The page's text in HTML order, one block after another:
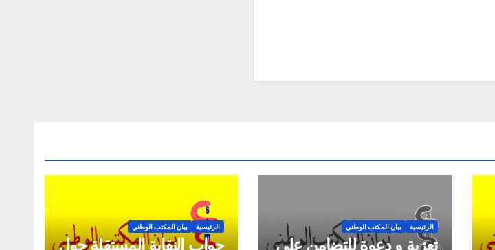
الرئيسية بيان المكتب الوطني
تعزية و دعوة للتضامن على
الرئيسية بيان المكتب الوطني
جواب النقابة المستقلة حول